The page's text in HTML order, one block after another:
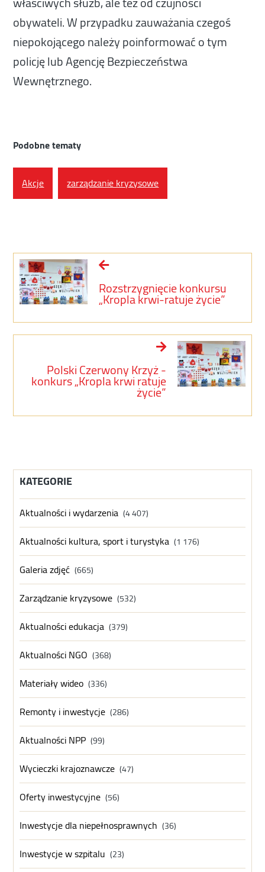
obywateli. W przypadku zauważania czegoś
niepokojącego należy poinformować o tym
policję lub Agencję Bezpieczeństwa
Wewnętrznego.
Podobne tematy
Akcje zarządzanie kryzysowe
Rozstrzygnięcie konkursu
„Kropla krwi-ratuje życie”
Polski Czerwony Krzyż -
konkurs „Kropla krwi ratuje
życie”
KATEGORIE
Aktualności i wydarzenia (4 407)
Aktualności kultura, sport i turystyka (1 176)
Galeria zdjęć (665)
Zarządzanie kryzysowe (532)
Aktualności edukacja (379)
Aktualności NGO (368)
Materiały wideo (336)
Remonty i inwestycje (286)
Aktualności NPP (99)
Wycieczki krajoznawcze (47)
Oferty inwestycyjne (56)
Inwestycje dla niepełnosprawnych (36)
Inwestycje w szpitalu (23)